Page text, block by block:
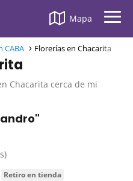
Mapa
CABA Florerías en Chacarita
Chacarita cerca de mi
retiro en tienda